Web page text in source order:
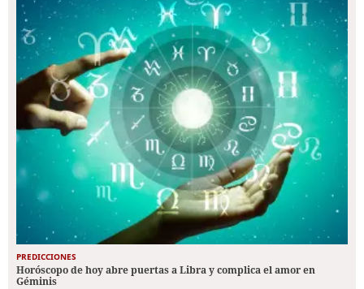
PREDICCIONES
Horóscopo de hoy abre puertas a Libra y complica el amor en
Géminis